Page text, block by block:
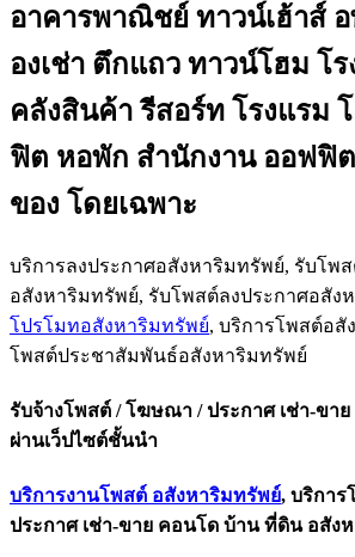
อาคารพาณิชย์ ทาวน์เฮ้าส์
องเช่า ตึกแถว ทาวน์โฮม โร
คลังสินค้า รีสอร์ท โรงแรม
ฟิต หอพัก สำนักงาน ออฟฟิ
ของ โดยเฉพาะ
บริการลงประกาศอสังหาริมทรัพย์, รับโพ
อสังหาริมทรัพย์, รับโพสต์ลงประกาศอสัง
โปรโมทอสังหาริมทรัพย์, บริการโพสต์อสั
โพสต์ประชาสัมพันธ์อสังหาริมทรัพย์
รับจ้างโพสต์ / โฆษณา / ประกาศ เช่า-ขา
ผ่านเว็ปไซต์ชั้นนำ
บริการงานโพสต์ อสังหาริมทรัพย์, บริกา
ประกาศ เช่า-ขาย คอนโด บ้าน ที่ดิน อสัง